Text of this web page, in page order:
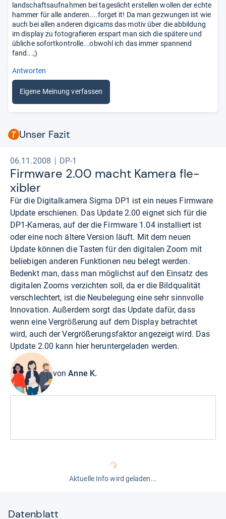
landschaftsaufnahmen bei tageslicht erstellen wollen der echte
hammer für alle anderen....forget it! Da man gezwungen ist wie
auch bei allen anderen digicams das motiv über die abbildung
im display zu fotografieren erspart man sich die spätere und
übliche sofortkontrolle...obwohl ich das immer spannend
fand...;)
Antworten
Eigene Meinung verfassen
Unser Fazit
06.11.2008 DP-1
Firm­ware 2.00 macht Kamera fle­
xibler
Für die Digitalkamera Sigma DP1 ist ein neues Firmware
Update erschienen. Das Update 2.00 eignet sich für die
DP1-Kameras, auf der die Firmware 1.04 installiert ist
oder eine noch ältere Version läuft. Mit dem neuen
Update können die Tasten für den digitalen Zoom mit
beliebigen anderen Funktionen neu belegt werden.
Bedenkt man, dass man möglichst auf den Einsatz des
digitalen Zooms verzichten soll, da er die Bildqualität
verschlechtert, ist die Neubelegung eine sehr sinnvolle
Innovation. Außerdem sorgt das Update dafür, dass
wenn eine Vergrößerung auf dem Display betrachtet
wird, auch der Vergrößerungsfaktor angezeigt wird. Das
Update 2.00 kann hierheruntergeladen werden.
vonAnne K.
Aktuelle Info wird geladen...
Datenblatt